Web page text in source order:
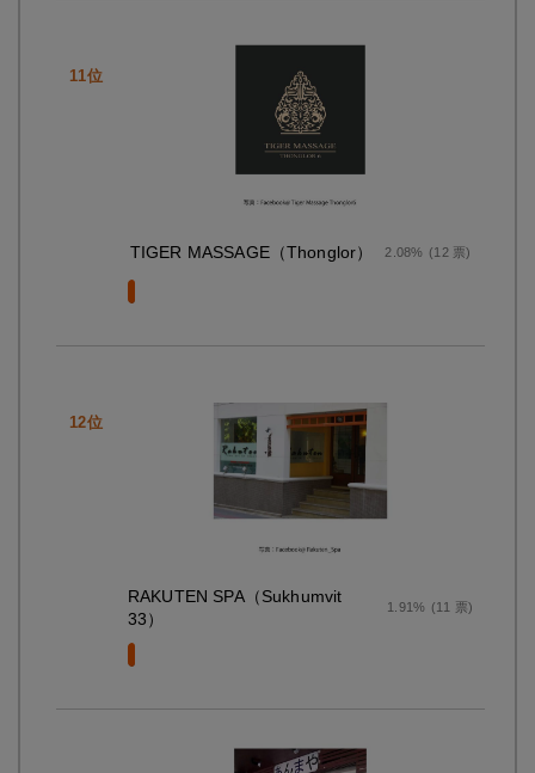
TIGER MASSAGE（Thonglor） 2.08% (12 票)
RAKUTEN SPA（Sukhumvit
33）
1.91% (11 票)